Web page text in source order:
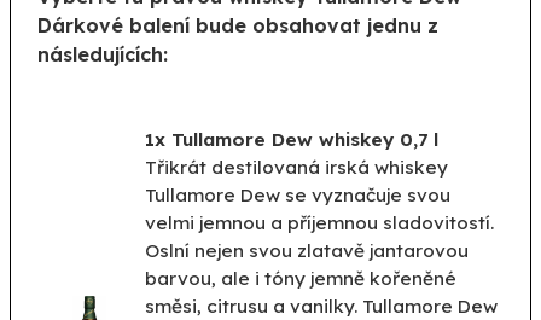
Dárkové balení bude obsahovat jednu z
následujících:
1x Tullamore Dew whiskey 0,7 l
Třikrát destilovaná irská whiskey
Tullamore Dew se vyznačuje svou
velmi jemnou a příjemnou sladovitostí.
Oslní nejen svou zlatavě jantarovou
barvou, ale i tóny jemně kořeněné
směsi, citrusu a vanilky. Tullamore Dew